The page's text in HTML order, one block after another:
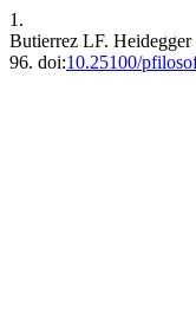
1.
Butierrez LF. Heidegger
96. doi:10.25100/